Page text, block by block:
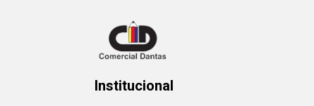
Institucional